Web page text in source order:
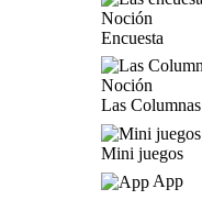
Encuesta
Las Columnas
Mini juegos
App